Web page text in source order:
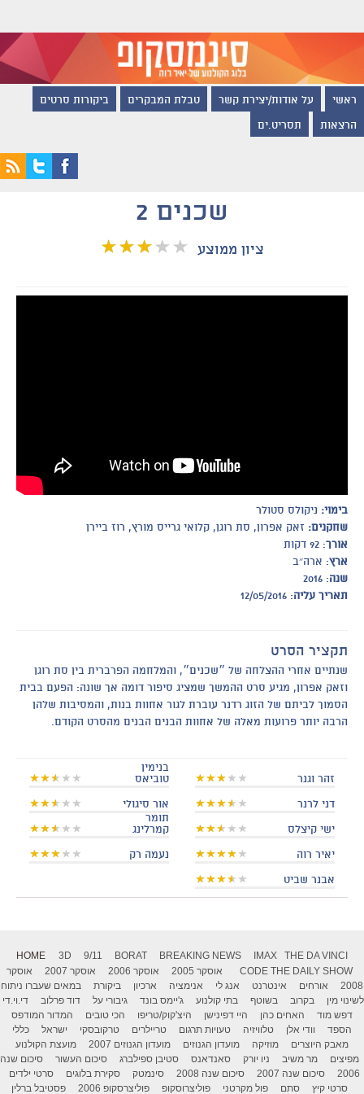
ראשי על אודות/יצירת קשר טבלת המבקרים ביקורות סרטים
הרצאות תסריט.ים
שכנים 2
ציון ממוצע
בימוי: ניקולס סטולר
שחקנים: זאק אפרון, סת רוגן, קלואי גרייס מורץ, רוז ביירן
אורך: 92 דקות
ארץ: ארה״ב
שנה: 2016
תאריך עליה: 12/05/2016
תקציר הסרט
שנתיים אחרי ההצלחה של ״שכנים״, והמלחמה הפרברית בין סת רוגן
וזאק אפרון, מגיע סרט ההמשך שמציג סיפור דומה אך שונה: הפעם בבית
הסמוך לביתם של הזוג רדנר עוברת לגור אחוות בנות, והמסיבות שלהן
הרבה יותר פרועות מאלה של אחוות הבנים הבנים מהסרט הקודם.
זהר וגנר
בנימין
טוביאס
דני לרנר אור סיגולי
ישי קיצלס
תומר
קמרלינג
יאיר רוה נעמה רק
אבנר שביט
HOME 3D 9/11 BORAT BREAKING NEWS IMAX
THE DA VINCI
CODE THE DAILY SHOW אוסקר 2005 אוסקר 2006 אוסקר 2007
אוסקר
2008
אורחים אינטרנט אנג לי אנימציה ארכיון ביקורת
במאים שעברו ניתוח
לשינוי מין
בקרוב בשוטף בתי קולנוע ג'יימס בונד גיבורי על דוד פרלוב
די.וי.די
דפש מוד
האחים כהן היי דפינישן היצ'קוק/טריפו הכי טובים
המדור המודפס
הספד
וודי אלן טלוויזיה טעויות תרגום טריילרים טרקובסקי ישראל
כללי
מאבק היוצרים
מוזיקה מועדון הגנוזים מועדון הגנוזים 2007
מועצת הקולנוע
מפיצים
מר משיב ניו יורק סאנדאנס סטיבן ספילברג סיכום העשור
סיכום שנה
2006
סיכום שנה 2007 סיכום שנה 2008 סינמטק סקירת בלוגים
סרטי ילדים
סרטי קיץ
סתם פול מקרטני פוליצרוסקופ פוליצרסקופ 2006 פסטיבל ברלין